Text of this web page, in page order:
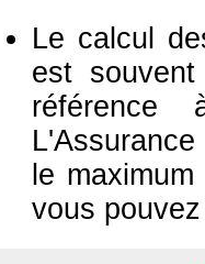
Le calcul
est
référence
le
vous